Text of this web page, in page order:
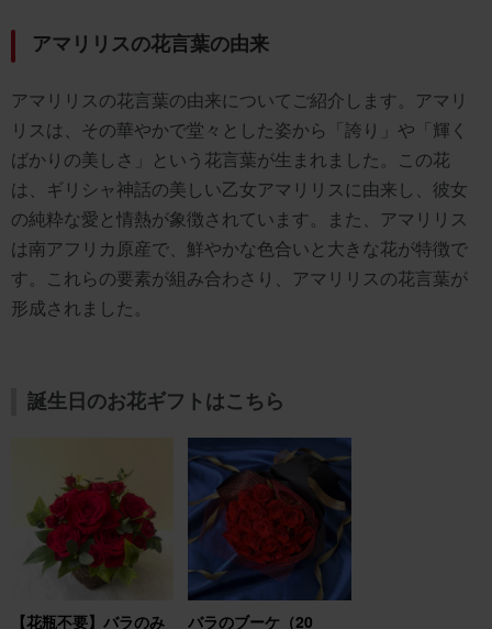
アマリリスの花言葉の由来
アマリリスの花言葉の由来についてご紹介します。アマリ
リスは、その華やかで堂々とした姿から「誇り」や「輝く
ばかりの美しさ」という花言葉が生まれました。この花
は、ギリシャ神話の美しい乙女アマリリスに由来し、彼女
の純粋な愛と情熱が象徴されています。また、アマリリス
は南アフリカ原産で、鮮やかな色合いと大きな花が特徴で
す。これらの要素が組み合わさり、アマリリスの花言葉が
形成されました。
誕生日のお花ギフトはこちら
【花瓶不要】バラのみ バラのブーケ（20